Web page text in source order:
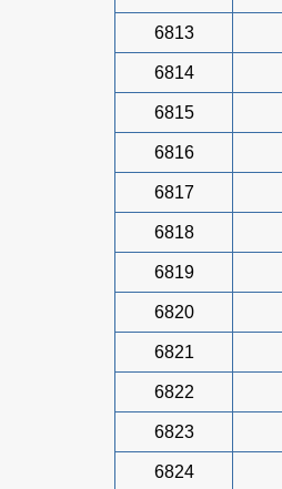
6813
6814
6815
6816
6817
6818
6819
6820
6821
6822
6823
6824